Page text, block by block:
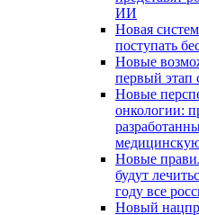
ИИ
Новая
поступать
Новые
первый
Новые
онкологии:
Новые
будут
году все
Новый